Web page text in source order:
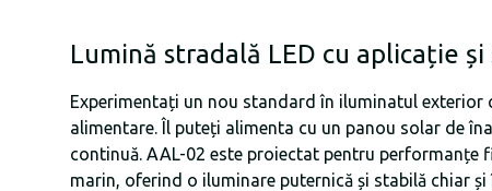
Lumină stradală LED cu aplicație
Experimentați un nou standard în iluminatul exterior
alimentare. Îl puteți alimenta cu un panou solar de
continuă. AAL-02 este proiectat pentru performanțe
marin, oferind o iluminare puternică și stabilă chiar